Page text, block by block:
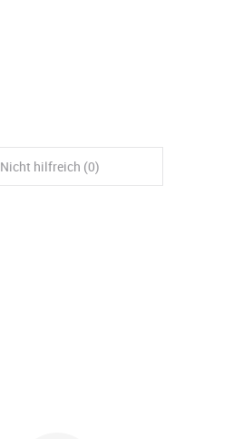
Nicht hilfreich (0)